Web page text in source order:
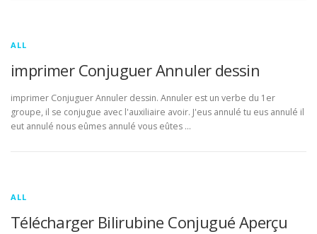
ALL
imprimer Conjuguer Annuler dessin
imprimer Conjuguer Annuler dessin. Annuler est un verbe du 1er
groupe, il se conjugue avec l'auxiliaire avoir. J'eus annulé tu eus annulé il
eut annulé nous eûmes annulé vous eûtes …
ALL
Télécharger Bilirubine Conjugué Aperçu